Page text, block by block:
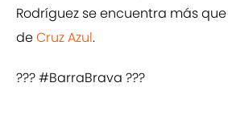
Rodríguez se encuentra más
deCruz Azul.
???#BarraBrava ???